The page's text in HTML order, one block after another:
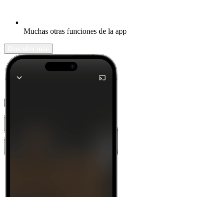
Muchas otras funciones de la app